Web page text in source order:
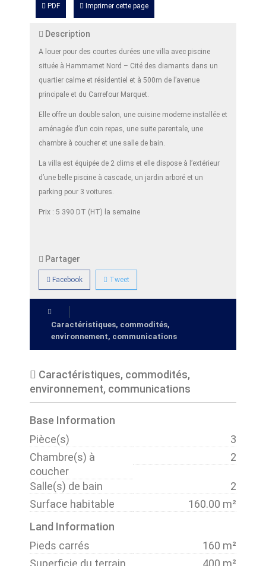
PDF Imprimer cette page
Description
A louer pour des courtes durées une villa avec piscine
située à Hammamet Nord – Cité des diamants dans un
quartier calme et résidentiel et à 500m de l’avenue
principale et du Carrefour Marquet.
Elle offre un double salon, une cuisine moderne installée et
aménagée d’un coin repas, une suite parentale, une
chambre à coucher et une salle de bain.
La villa est équipée de 2 clims et elle dispose à l’extérieur
d’une belle piscine à cascade, un jardin arboré et un
parking pour 3 voitures.
Prix : 5 390 DT (HT) la semaine
Partager
Facebook Tweet
Caractéristiques, commodités,
environnement, communications
Caractéristiques, commodités,
environnement, communications
Base Information
Pièce(s)
3
Chambre(s) à
coucher
2
Salle(s) de bain
2
Surface habitable
160.00 m²
Land Information
Pieds carrés
160 m²